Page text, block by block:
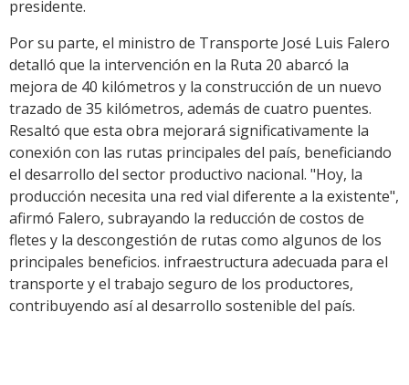
presidente.
Por su parte, el ministro de Transporte José Luis Falero
detalló que la intervención en la Ruta 20 abarcó la
mejora de 40 kilómetros y la construcción de un nuevo
trazado de 35 kilómetros, además de cuatro puentes.
Resaltó que esta obra mejorará significativamente la
conexión con las rutas principales del país, beneficiando
el desarrollo del sector productivo nacional. "Hoy, la
producción necesita una red vial diferente a la existente",
afirmó Falero, subrayando la reducción de costos de
fletes y la descongestión de rutas como algunos de los
principales beneficios. infraestructura adecuada para el
transporte y el trabajo seguro de los productores,
contribuyendo así al desarrollo sostenible del país.